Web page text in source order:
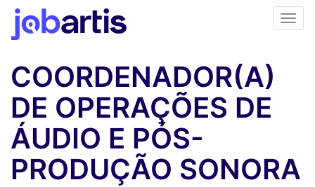
COORDENADOR(A)
DE OPERAÇÕES DE
ÁUDIO E PÓS-
PRODUÇÃO SONORA